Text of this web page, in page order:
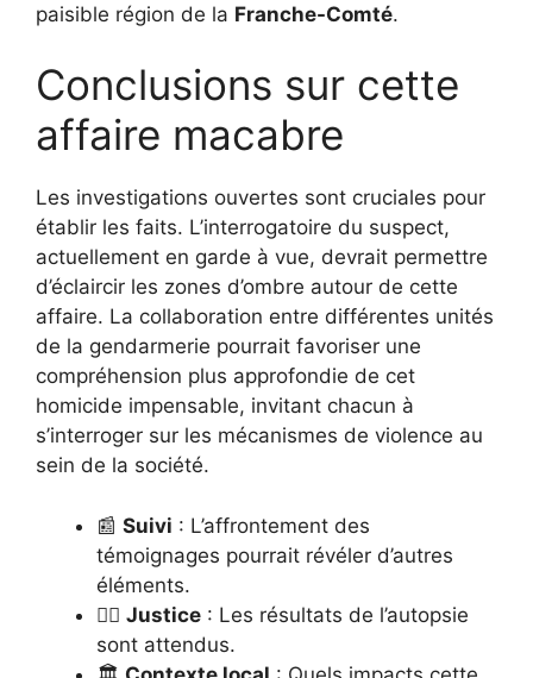
paisible région de la Franche-Comté.
Conclusions sur cette
affaire macabre
Les investigations ouvertes sont cruciales pour
établir les faits. L’interrogatoire du suspect,
actuellement en garde à vue, devrait permettre
d’éclaircir les zones d’ombre autour de cette
affaire. La collaboration entre différentes unités
de la gendarmerie pourrait favoriser une
compréhension plus approfondie de cet
homicide impensable, invitant chacun à
s’interroger sur les mécanismes de violence au
sein de la société.
📰 Suivi : L’affrontement des
témoignages pourrait révéler d’autres
éléments.
👨‍⚖️ Justice : Les résultats de l’autopsie
sont attendus.